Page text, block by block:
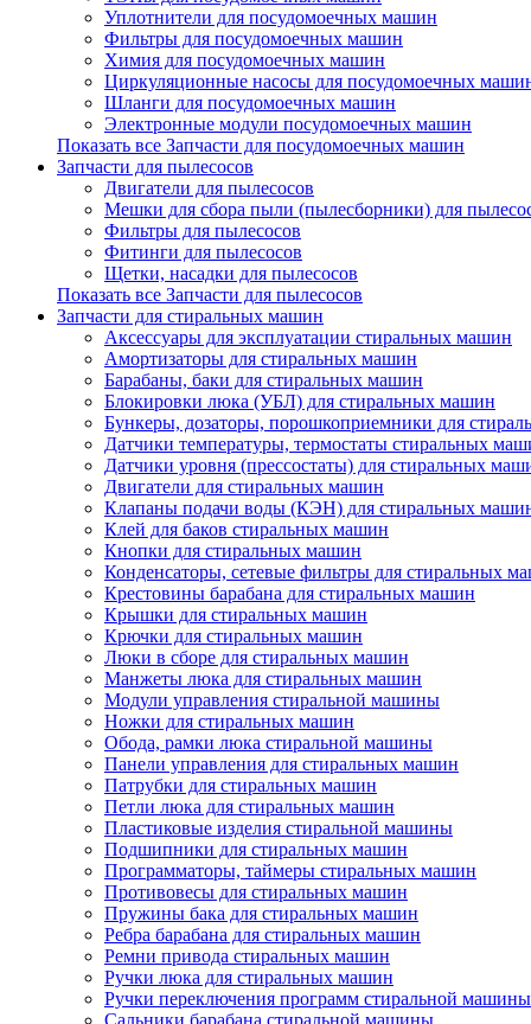
Уплотнители для посудомоечных машин
Фильтры для посудомоечных машин
Химия для посудомоечных машин
Циркуляционные насосы для посудомоечных
Шланги для посудомоечных машин
Электронные модули посудомоечных машин
Показать все Запчасти для посудомоечных машин
Запчасти для пылесосов
Двигатели для пылесосов
Мешки для сбора пыли (пылесборники) для
Фильтры для пылесосов
Фитинги для пылесосов
Щетки, насадки для пылесосов
Показать все Запчасти для пылесосов
Запчасти для стиральных машин
Аксессуары для эксплуатации стиральных машин
Амортизаторы для стиральных машин
Барабаны, баки для стиральных машин
Блокировки люка (УБЛ) для стиральных машин
Бункеры, дозаторы, порошкоприемники для
Датчики температуры, термостаты стиральных
Датчики уровня (прессостаты) для стиральных
Двигатели для стиральных машин
Клапаны подачи воды (КЭН) для стиральных
Клей для баков стиральных машин
Кнопки для стиральных машин
Конденсаторы, сетевые фильтры для стиральных
Крестовины барабана для стиральных машин
Крышки для стиральных машин
Крючки для стиральных машин
Люки в сборе для стиральных машин
Манжеты люка для стиральных машин
Модули управления стиральной машины
Ножки для стиральных машин
Обода, рамки люка стиральной машины
Панели управления для стиральных машин
Патрубки для стиральных машин
Петли люка для стиральных машин
Пластиковые изделия стиральной машины
Подшипники для стиральных машин
Программаторы, таймеры стиральных машин
Противовесы для стиральных машин
Пружины бака для стиральных машин
Ребра барабана для стиральных машин
Ремни привода стиральных машин
Ручки люка для стиральных машин
Ручки переключения программ стиральной машины
Сальники барабана стиральной машины